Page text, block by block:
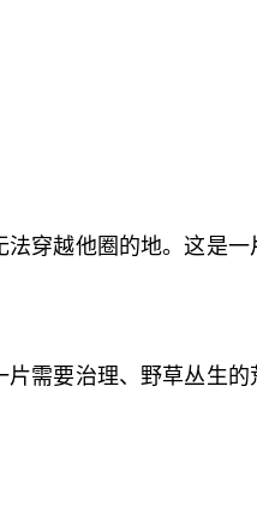
穿越他圈的地。这是
需要治理、野草丛生